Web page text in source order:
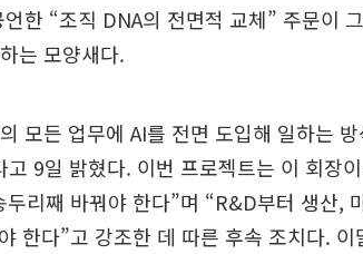
한 “조직 DNA의 전면적 교체” 주문이
는 모양새다.
모든 업무에 AI를 전면 도입해 일하는
고 9일 밝혔다. 이번 프로젝트는 이 회장
리째 바꿔야 한다”며 “R&D부터 생산,
한다”고 강조한 데 따른 후속 조치다.